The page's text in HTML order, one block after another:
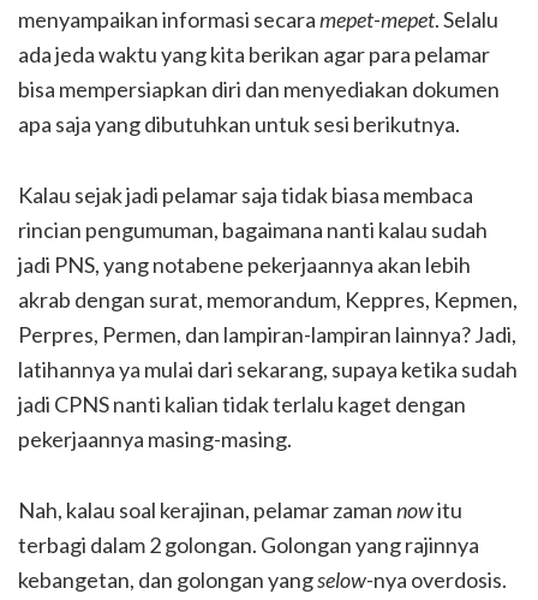
menyampaikan informasi secaramepet-mepet. Selalu
ada jeda waktu yang kita berikan agar para pelamar
bisa mempersiapkan diri dan menyediakan dokumen
apa saja yang dibutuhkan untuk sesi berikutnya.
Kalau sejak jadi pelamar saja tidak biasa membaca
rincian pengumuman, bagaimana nanti kalau sudah
jadi PNS, yang notabene pekerjaannya akan lebih
akrab dengan surat, memorandum, Keppres, Kepmen,
Perpres, Permen, dan lampiran-lampiran lainnya? Jadi,
latihannya ya mulai dari sekarang, supaya ketika sudah
jadi CPNS nanti kalian tidak terlalu kaget dengan
pekerjaannya masing-masing.
Nah, kalau soal kerajinan, pelamar zamannowitu
terbagi dalam 2 golongan. Golongan yang rajinnya
kebangetan, dan golongan yangselow-nya overdosis.